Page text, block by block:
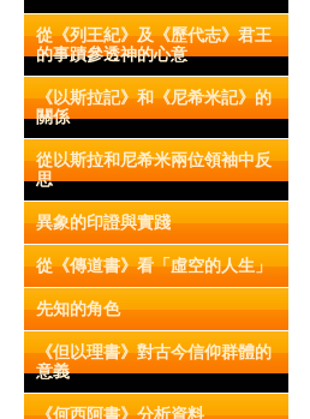
從《列王紀》及《歷代志》君王
的事蹟參透神的心意
《以斯拉記》和《尼希米記》的
關係
從以斯拉和尼希米兩位領袖中反
思
異象的印證與實踐
從《傳道書》看「虛空的人生」
先知的角色
《但以理書》對古今信仰群體的
意義
《何西阿書》分析資料